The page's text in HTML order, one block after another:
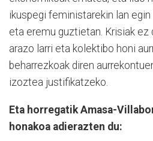
ikuspegi feministarekin lan egin
eta eremu guztietan. Krisiak ez
arazo larri eta kolektibo honi
beharrezkoak diren
izoztea justifikatzeko.
Eta horregatik Amasa-
honakoa adierazten du: